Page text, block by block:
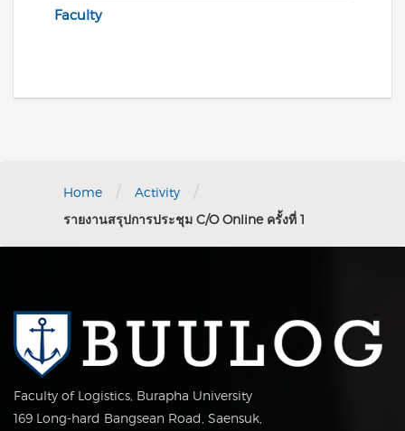
Faculty
Home / Activity /
รายงานสรุปการประชุม C/O Online ครั้งที่ 1
Faculty of Logistics, Burapha University
169 Long-hard Bangsean Road, Saensuk,